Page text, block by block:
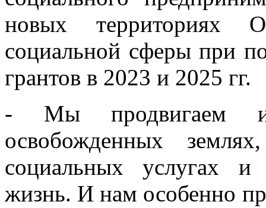
новых территориях
социальной сферы при
грантов в 2023 и 2025 гг.
- Мы продвигаем
освобожденных
социальных услугах и
жизнь. И нам особенно